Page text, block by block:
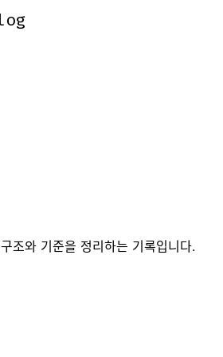
조와 기준을 정리하는 기록입니다.